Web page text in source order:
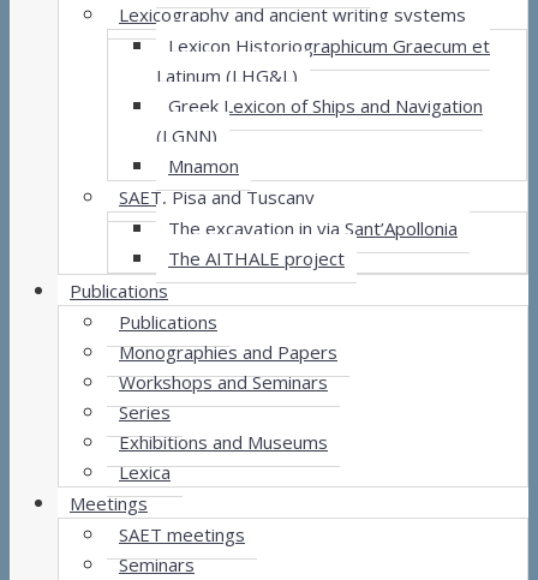
Lexicography and ancient writing systems
Lexicon Historiographicum Graecum et
Latinum (LHG&L)
Greek Lexicon of Ships and Navigation
(LGNN)
Mnamon
SAET, Pisa and Tuscany
The excavation in via Sant’Apollonia
The AITHALE project
Publications
Publications
Monographies and Papers
Workshops and Seminars
Series
Exhibitions and Museums
Lexica
Meetings
SAET meetings
Seminars